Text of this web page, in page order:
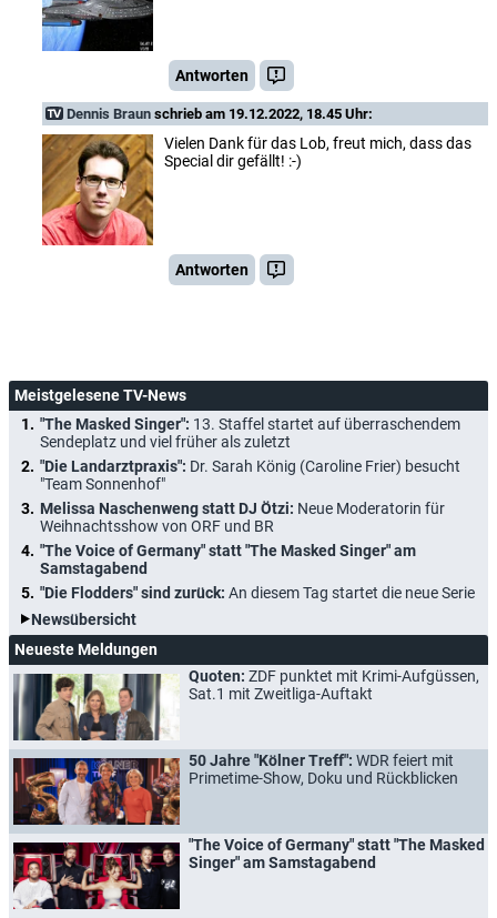
Antworten
Dennis Braun schrieb am 19.12.2022, 18.45 Uhr:
Vielen Dank für das Lob, freut mich, dass das
Special dir gefällt! :-)
Antworten
Meistgelesene TV-News
"The Masked Singer": 13. Staffel startet auf überraschendem
Sendeplatz und viel früher als zuletzt
"Die Landarztpraxis": Dr. Sarah König (Caroline Frier) besucht
"Team Sonnenhof"
Melissa Naschenweng statt DJ Ötzi: Neue Moderatorin für
Weihnachtsshow von ORF und BR
"The Voice of Germany" statt "The Masked Singer" am
Samstagabend
"Die Flodders" sind zurück: An diesem Tag startet die neue Serie
Newsübersicht
Neueste Meldungen
Quoten: ZDF punktet mit Krimi-Aufgüssen,
Sat.1 mit Zweitliga-Auftakt
50 Jahre "Kölner Treff": WDR feiert mit
Primetime-Show, Doku und Rückblicken
"The Voice of Germany" statt "The Masked
Singer" am Samstagabend